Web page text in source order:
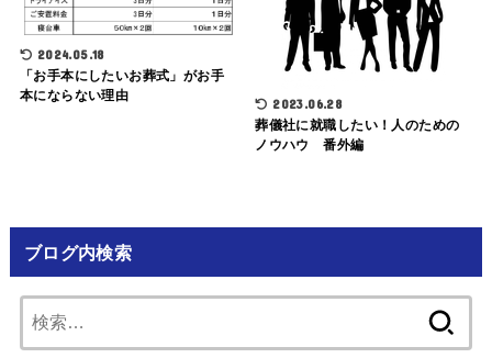
2024.05.18
「お手本にしたいお葬式」がお手
本にならない理由
2023.06.28
葬儀社に就職したい！人のための
ノウハウ 番外編
ブログ内検索
索: